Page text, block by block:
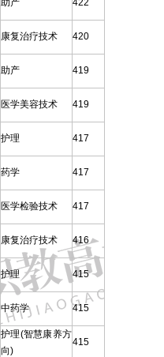
助产 422
康复治疗技术 420
助产 419
医学美容技术 419
护理 417
药学 417
医学检验技术 417
康复治疗技术 416
护理 415
中药学 415
护理(智慧康养方
向)
415